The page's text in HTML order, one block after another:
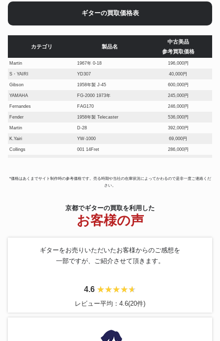
ギターの買取価格表
カテゴリ 製品名
中古美品
参考買取価格
Martin 1967年 0-18 196,000円
S・YAIRI YD307 40,000円
Gibson 1958年製 J-45 600,000円
YAMAHA FG-2000 1973年 245,000円
Fernandes FAG170 246,000円
Fender 1958年製 Telecaster 536,000円
Martin D-28 392,000円
K.Yairi YW-1000 69,000円
Collings 001 14Fret 286,000円
Marcelo Barbero Hijo 1986ギター 457,000円
MG-100ST
6122 Country Classic II
1988年 杉 ハカランダ 1a 217,000円
6021 Town & Country 1950s
1993年製
CTM D-45
*価格はあくまでサイト制作時の参考価格です。売る時期や当社の在庫状況によってかわるので是非一度ご連絡くだ
さい。
京都でギターの買取を利用した
お客様の声
ギターをお売りいただいたお客様からのご感想を
一部ですが、ご紹介させて頂きます。
4.6
レビュー平均：4.6(20件)